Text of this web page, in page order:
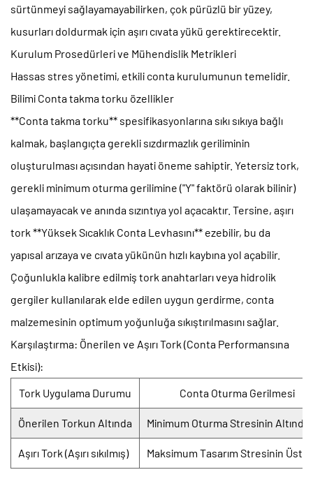
sürtünmeyi sağlayamayabilirken, çok pürüzlü bir yüzey,
kusurları doldurmak için aşırı cıvata yükü gerektirecektir.
Kurulum Prosedürleri ve Mühendislik Metrikleri
Hassas stres yönetimi, etkili conta kurulumunun temelidir.
Bilimi Conta takma torku özellikler
**Conta takma torku** spesifikasyonlarına sıkı sıkıya bağlı
kalmak, başlangıçta gerekli sızdırmazlık geriliminin
oluşturulması açısından hayati öneme sahiptir. Yetersiz tork,
gerekli minimum oturma gerilimine ("Y" faktörü olarak bilinir)
ulaşamayacak ve anında sızıntıya yol açacaktır. Tersine, aşırı
tork **Yüksek Sıcaklık Conta Levhasını** ezebilir, bu da
yapısal arızaya ve cıvata yükünün hızlı kaybına yol açabilir.
Çoğunlukla kalibre edilmiş tork anahtarları veya hidrolik
gergiler kullanılarak elde edilen uygun gerdirme, conta
malzemesinin optimum yoğunluğa sıkıştırılmasını sağlar.
Karşılaştırma: Önerilen ve Aşırı Tork (Conta Performansına
Etkisi):
Tork Uygulama Durumu
Conta Oturma Gerilmesi
Önerilen Torkun Altında Minimum Oturma Stresinin Altında
Aşırı Tork (Aşırı sıkılmış) Maksimum Tasarım Stresinin